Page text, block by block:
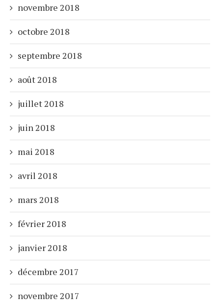
novembre 2018
octobre 2018
septembre 2018
août 2018
juillet 2018
juin 2018
mai 2018
avril 2018
mars 2018
février 2018
janvier 2018
décembre 2017
novembre 2017